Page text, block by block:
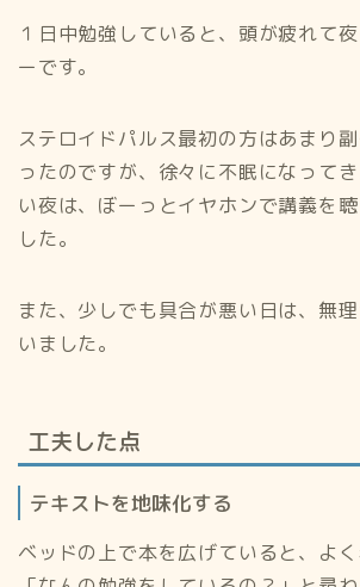
１日中勉強していると、頭が疲れて
ーです。
ステロイドパルス最初の方はあまり
ったのですが、徐々に不眠になって
い夜は、ぼーっとイヤホンで講義を
した。
また、少しでも具合が悪い日は、無
いました。
工夫した点
テキストを地味化する
ベッドの上で本を広げていると、よ